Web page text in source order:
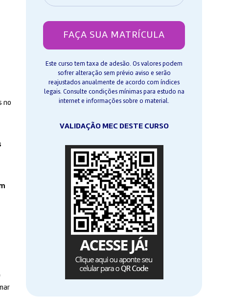
no
FAÇA SUA MATRÍCULA
Este curso tem taxa de adesão. Os valores podem
sofrer alteração sem prévio aviso e serão
reajustados anualmente de acordo com índices
legais. Consulte condições mínimas para estudo na
internet e informações sobre o material.
VALIDAÇÃO MEC DESTE CURSO